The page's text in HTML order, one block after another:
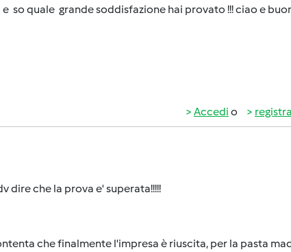
so quale grande soddisfazione hai provato !!! ciao e
Accedi o
dire che la prova e' superata!!!!!
che finalmente l'impresa è riuscita, per la pasta